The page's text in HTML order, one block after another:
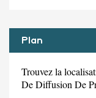
Plan
Trouvez la
De Diffusion De